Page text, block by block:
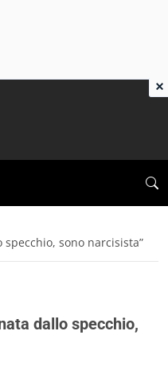
specchio, sono narcisista”
dallo specchio,
×